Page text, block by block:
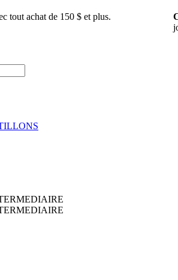
tout achat de 150 $ et plus.